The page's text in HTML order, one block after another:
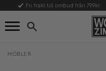
Meny
Fri frakt till ombud från 799kr
MÖBLER